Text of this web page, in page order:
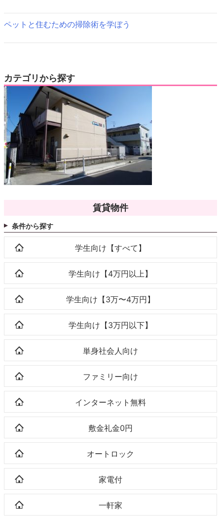
ペットと住むための掃除術を学ぼう
カテゴリから探す
賃貸物件
条件から探す
学生向け【すべて】
学生向け【4万円以上】
学生向け【3万〜4万円】
学生向け【3万円以下】
単身社会人向け
ファミリー向け
インターネット無料
敷金礼金0円
オートロック
家電付
一軒家